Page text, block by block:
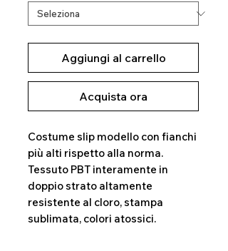
Aggiungi al carrello
Acquista ora
Costume slip modello con fianchi
più alti rispetto alla norma.
Tessuto PBT interamente in
doppio strato altamente
resistente al cloro, stampa
sublimata, colori atossici.